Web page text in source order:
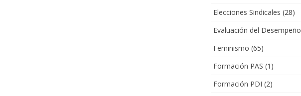
Elecciones Sindicales (28)
Evaluación del Desempeño
Feminismo (65)
Formación PAS (1)
Formación PDI (2)